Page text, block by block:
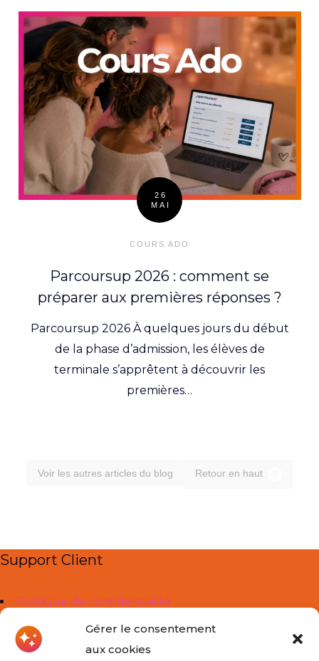
Gérer le consentement
aux cookies
26
MAI
COURS ADO
Parcoursup 2026 : comment se
préparer aux premières réponses ?
Parcoursup 2026 À quelques jours du début
de la phase d’admission, les élèves de
terminale s’apprêtent à découvrir les
premières…
Voir les autres articles du blog Retour en haut
Support Client
Politique de confidentialité
Mentions légales